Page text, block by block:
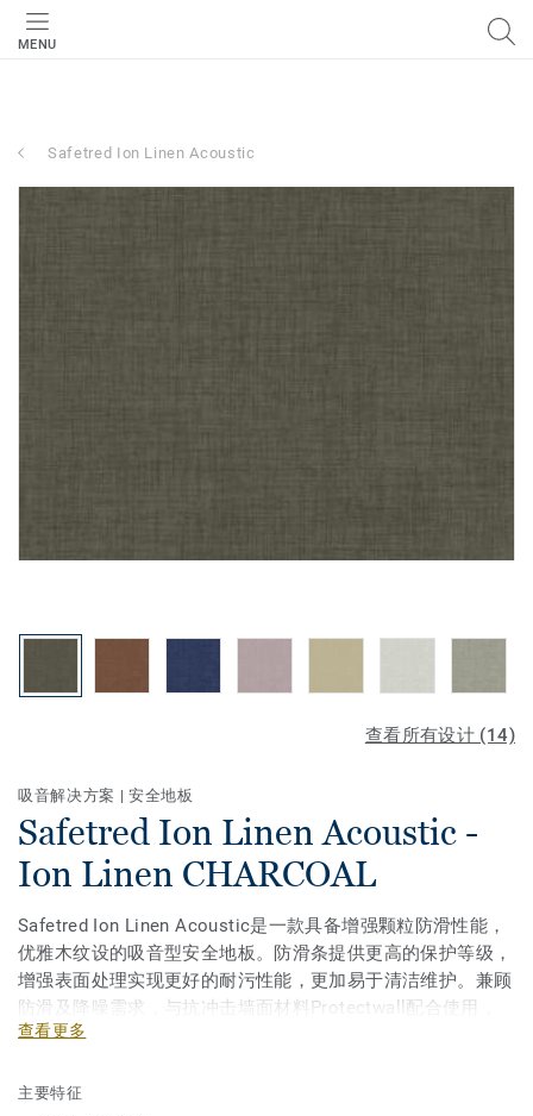
MENU
Safetred Ion Linen Acoustic
查看所有设计 (14)
吸音解决方案 | 安全地板
Safetred Ion Linen Acoustic -
Ion Linen CHARCOAL
Safetred Ion Linen Acoustic是一款具备增强颗粒防滑性能，
优雅木纹设的吸音型安全地板。防滑条提供更高的保护等级，
增强表面处理实现更好的耐污性能，更加易于清洁维护。兼顾
防滑及降噪需求，与抗冲击墙面材料Protectwall配合使用，
非常适合学校及医疗机构等。
查看更多
主要特征